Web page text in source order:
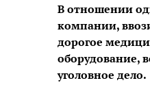
В отношении
компании,
дорогое
оборудование,
уголовное дело.